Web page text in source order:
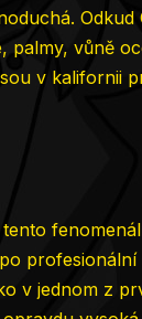
palmy, vůně
v kalifornii
v jednom z